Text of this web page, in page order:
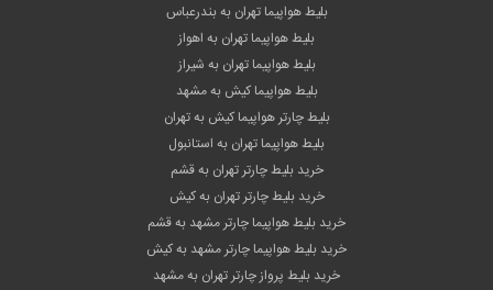
بلیط هواپیما تهران به بندرعباس
بلیط هواپیما تهران به اهواز
بلیط هواپیما تهران به شیراز
بلیط هواپیما کیش به مشهد
بلیط چارتر هواپیما کیش به تهران
بلیط هواپیما تهران به استانبول
خرید بلیط چارتر تهران به قشم
خرید بلیط چارتر تهران به کیش
خرید بلیط هواپیما چارتر مشهد به قشم
خرید بلیط هواپیما چارتر مشهد به کیش
خرید بلیط پرواز چارتر تهران به مشهد